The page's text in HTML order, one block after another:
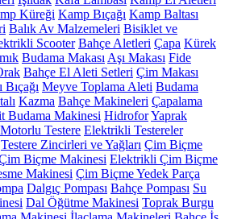
Küreği Kamp Bıçağı Kamp Baltası
Balık Av Malzemeleri Bisiklet ve
Scooter Bahçe Aletleri Çapa Kürek
Budama Makası Aşı Makası Fide
Bahçe El Aleti Setleri Çim Makası
Bıçağı Meyve Toplama Aleti Budama
Kazma Bahçe Makineleri Çapalama
Budama Makinesi HidroforYaprak
Motorlu Testere Elektrikli Testereler
Testere Zincirleri ve Yağları Çim Biçme
Biçme Makinesi Elektrikli Çim Biçme
Makinesi Çim Biçme Yedek Parça
Dalgıç Pompası Bahçe Pompası Su
Dal Öğütme Makinesi Toprak Burgu